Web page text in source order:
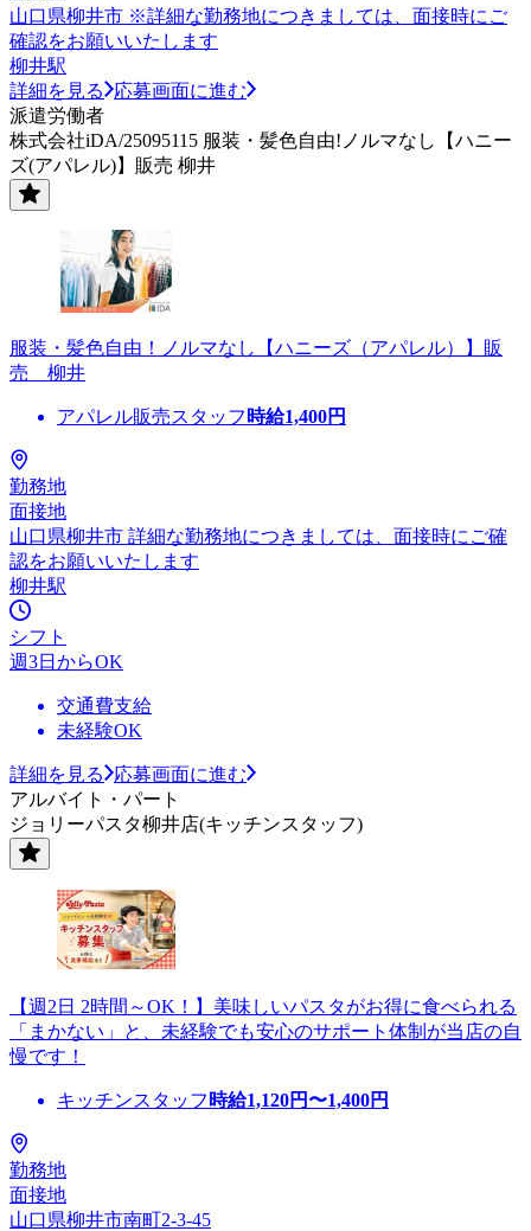
山口県柳井市 ※詳細な勤務地につきましては、面接時にご
確認をお願いいたします
柳井駅
詳細を見る
応募画面に進む
派遣労働者
株式会社iDA/25095115 服装・髪色自由!ノルマなし【ハニー
ズ(アパレル)】販売 柳井
服装・髪色自由！ノルマなし【ハニーズ（アパレル）】販
売 柳井
アパレル販売スタッフ 時給1,400円
勤務地
面接地
山口県柳井市 詳細な勤務地につきましては、面接時にご確
認をお願いいたします
柳井駅
シフト
週3日からOK
交通費支給
未経験OK
詳細を見る
応募画面に進む
アルバイト・パート
ジョリーパスタ柳井店(キッチンスタッフ)
【週2日 2時間～OK！】美味しいパスタがお得に食べられる
「まかない」と、未経験でも安心のサポート体制が当店の自
慢です！
キッチンスタッフ 時給1,120円〜1,400円
勤務地
面接地
山口県柳井市南町2-3-45